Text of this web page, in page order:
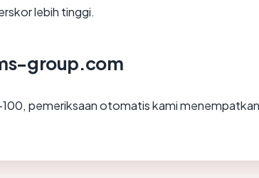
lebih tinggi.
group.com
100, pemeriksaan otomatis kami menempatkan